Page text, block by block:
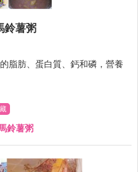
鈴薯粥
脂肪、蛋白質、鈣和磷，營養
鈴薯粥